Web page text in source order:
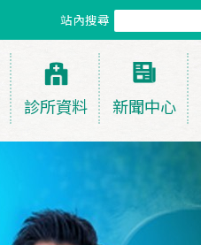
站內搜尋
診所資料 新聞中心